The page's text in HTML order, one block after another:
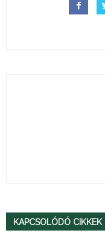
KAPCSOLÓDÓ CIKKEK